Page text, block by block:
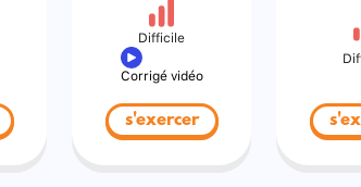
Difficile
Corrigé vidéo
s'exercer